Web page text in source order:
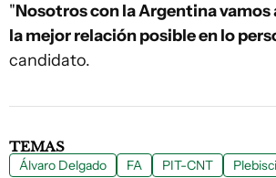
"Nosotros con la Argentina vamos
la mejor relación posible en lo
candidato.
TEMAS
Álvaro Delgado FA PIT-CNT